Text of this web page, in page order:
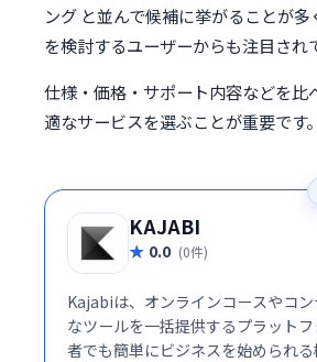
ング と並んで候補に挙がることが
を検討するユーザーからも注目され
仕様・価格・サポート内容などを比
適なサービスを選ぶことが重要です。
KAJABI
0.0 (0件)
Kajabiは、オンラインコースやコ
なツールを一括提供するプラット
者でも簡単にビジネスを始められ